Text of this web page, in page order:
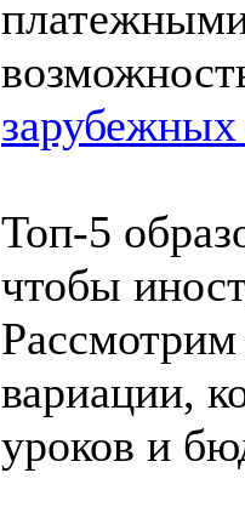
Топ-5
чтобы
вариации,
уроков и